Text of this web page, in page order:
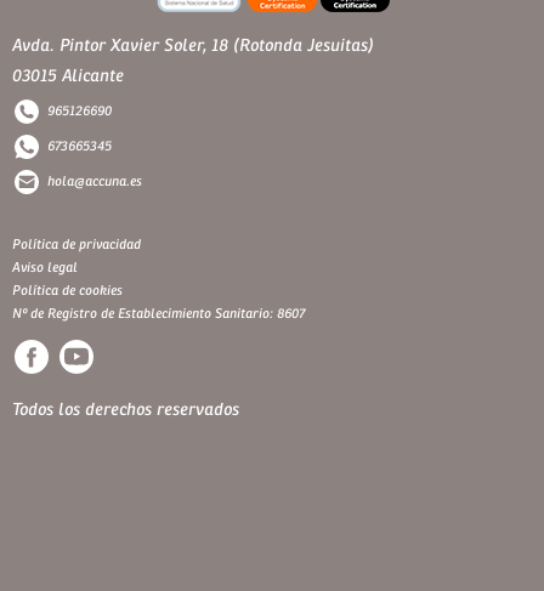
Avda. Pintor Xavier Soler, 18 (Rotonda Jesuitas)
03015 Alicante
965126690
673665345
hola@accuna.es
Política de privacidad
Aviso legal
Política de cookies
Nº de Registro de Establecimiento Sanitario: 8607
Todos los derechos reservados